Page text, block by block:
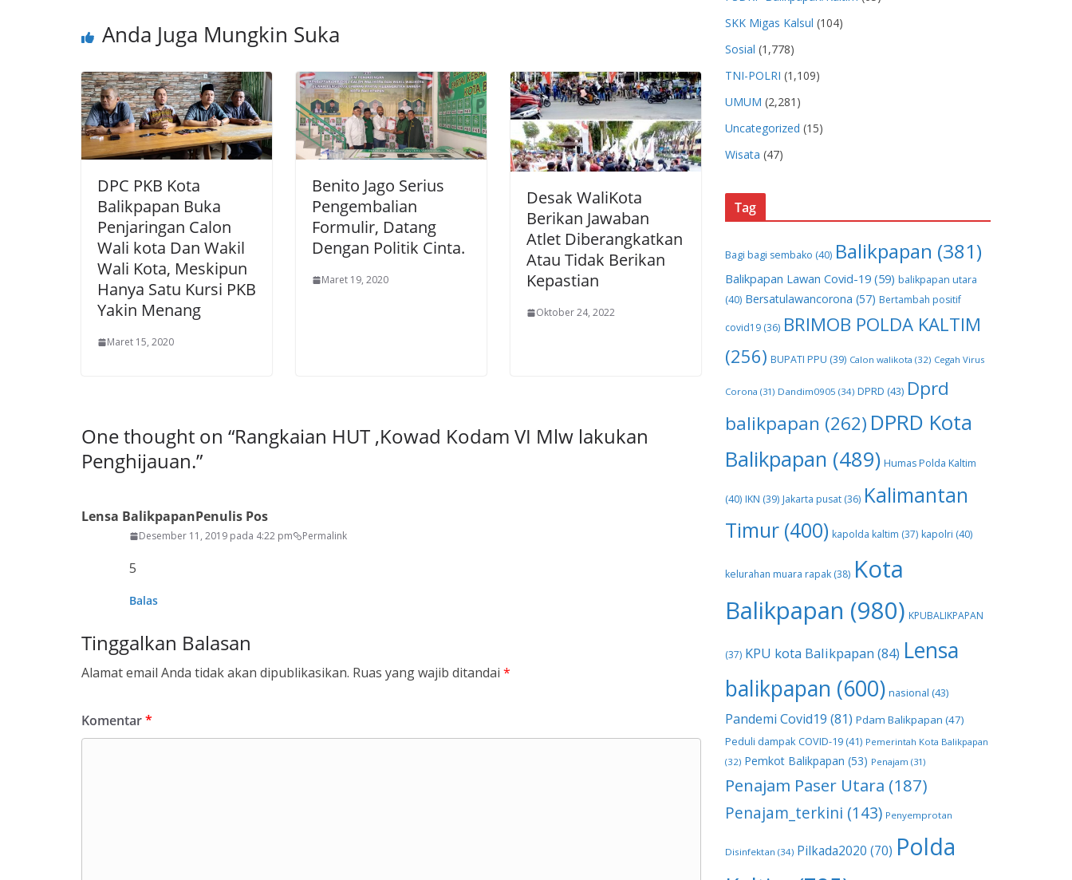
Anda Juga Mungkin Suka
DPC PKB Kota
Balikpapan Buka
Penjaringan Calon
Wali kota Dan Wakil
Wali Kota, Meskipun
Hanya Satu Kursi PKB
Yakin Menang
Maret 15, 2020
Benito Jago Serius
Pengembalian
Formulir, Datang
Dengan Politik Cinta.
Maret 19, 2020
Desak WaliKota
Berikan Jawaban
Atlet Diberangkatkan
Atau Tidak Berikan
Kepastian
Oktober 24, 2022
One thought on “Rangkaian HUT ,Kowad Kodam VI Mlw lakukan
Penghijauan.”
Lensa BalikpapanPenulis Pos
Desember 11, 2019 pada 4:22 pm Permalink
5
Balas
Tinggalkan Balasan
Alamat email Anda tidak akan dipublikasikan. Ruas yang wajib ditandai *
Komentar*
SKK Migas Kalsul (104)
Sosial (1,778)
TNI-POLRI (1,109)
UMUM (2,281)
Uncategorized (15)
Wisata (47)
Tag
Bagi bagi sembako (40) Balikpapan (381)
Balikpapan Lawan Covid-19 (59) balikpapan utara
(40) Bersatulawancorona (57) Bertambah positif
covid19 (36) BRIMOB POLDA KALTIM
(256) BUPATI PPU (39) Calon walikota (32) Cegah Virus
Corona (31) Dandim0905 (34) DPRD (43) Dprd
balikpapan (262) DPRD Kota
Balikpapan (489) Humas Polda Kaltim
(40) IKN (39) Jakarta pusat (36) Kalimantan
Timur (400) kapolda kaltim (37) kapolri (40)
kelurahan muara rapak (38) Kota
Balikpapan (980) KPUBALIKPAPAN
(37) KPU kota Balikpapan (84) Lensa
balikpapan (600) nasional (43)
Pandemi Covid19 (81) Pdam Balikpapan (47)
Peduli dampak COVID-19 (41) Pemerintah Kota Balikpapan
(32) Pemkot Balikpapan (53) Penajam (31)
Penajam Paser Utara (187)
Penajam_terkini (143) Penyemprotan
Disinfektan (34) Pilkada2020 (70) Polda